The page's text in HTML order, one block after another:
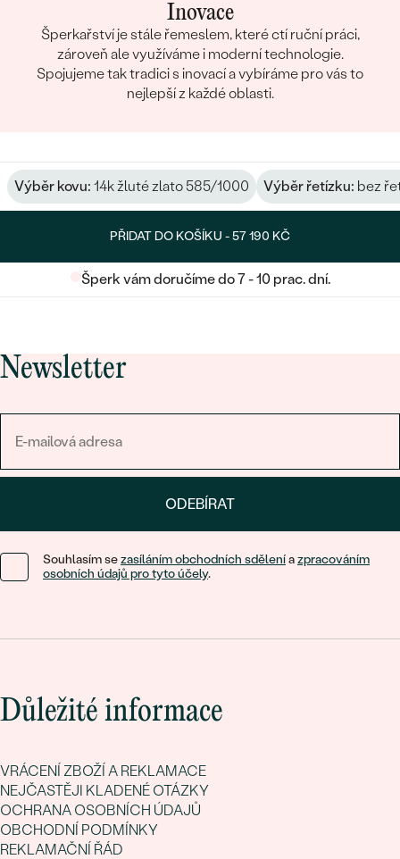
Inovace
Šperkařství je stále řemeslem, které ctí ruční práci,
zároveň ale využíváme i moderní technologie.
Spojujeme tak tradici s inovací a vybíráme pro vás to
nejlepší z každé oblasti.
Výběr kovu: 14k žluté zlato 585/1000 Výběr řetízku: bez
PŘIDAT DO KOŠÍKU -57 190 KČ
Šperk vám doručíme do 7 - 10 prac. dní.
Newsletter
ODEBÍRAT
Souhlasím sezasíláním obchodních sděleníazpracováním
osobních údajů pro tyto účely.
Důležité informace
VRÁCENÍ ZBOŽÍ A REKLAMACE
NEJČASTĚJI KLADENÉ OTÁZKY
OCHRANA OSOBNÍCH ÚDAJŮ
OBCHODNÍ PODMÍNKY
REKLAMAČNÍ ŘÁD